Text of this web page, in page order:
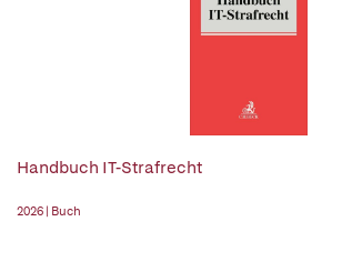
Handbuch IT-Strafrecht
2026 | Buch